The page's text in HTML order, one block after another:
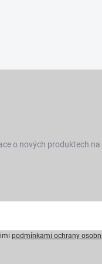
o nových produktech na
podmínkami ochrany